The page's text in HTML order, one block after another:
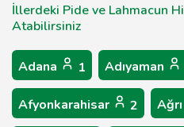
İllerdeki Pide ve Lahmacun
Atabilirsiniz
Adana 1 Adıyaman
Afyonkarahisar 2 Ağrı